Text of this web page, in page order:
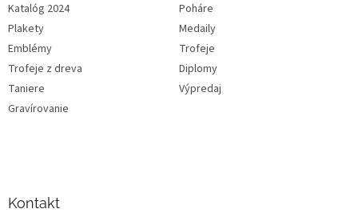
Katalóg 2024
Poháre
Plakety
Medaily
Emblémy
Trofeje
Trofeje z dreva
Diplomy
Taniere
Výpredaj
Gravírovanie
Kontakt